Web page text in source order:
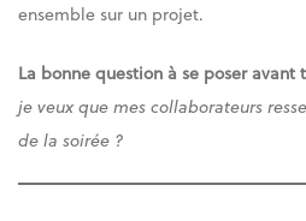
ensemble sur un projet.
La bonne question à se poser avant
je veux que mes collaborateurs
de la soirée ?